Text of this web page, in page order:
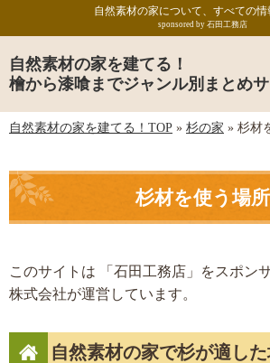
自然素材の家を建てる！
檜から漆喰までジャンル別まとめ
自然素材の家について、すべての
sponsored by 石田工務店
自然素材の家を建てる！TOP » 杉の家 » 杉材
杉材を使う場所
このサイトは 「石田工務店」をスポン
株式会社が運営しています。
自然素材の家で杉が適した